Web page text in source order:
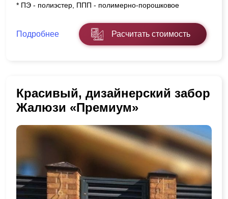
* ПЭ - полиэстер, ППП - полимерно-порошковое
Подробнее Расчитать стоимость
Красивый, дизайнерский забор
Жалюзи «Премиум»